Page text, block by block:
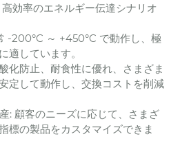
効率のエネルギー伝達シナリオ
-200°C ～ +450°C で動作し、極
適しています。
化防止、耐食性に優れ、さまざま
定して動作し、交換コストを削減
: 顧客のニーズに応じて、さまざ
標の製品をカスタマイズできま